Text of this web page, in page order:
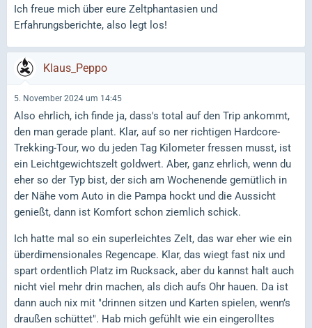
Ich freue mich über eure Zeltphantasien und
Erfahrungsberichte, also legt los!
Klaus_Peppo
5. November 2024 um 14:45
Also ehrlich, ich finde ja, dass's total auf den Trip ankommt,
den man gerade plant. Klar, auf so ner richtigen Hardcore-
Trekking-Tour, wo du jeden Tag Kilometer fressen musst, ist
ein Leichtgewichtszelt goldwert. Aber, ganz ehrlich, wenn du
eher so der Typ bist, der sich am Wochenende gemütlich in
der Nähe vom Auto in die Pampa hockt und die Aussicht
genießt, dann ist Komfort schon ziemlich schick.
Ich hatte mal so ein superleichtes Zelt, das war eher wie ein
überdimensionales Regencape. Klar, das wiegt fast nix und
spart ordentlich Platz im Rucksack, aber du kannst halt auch
nicht viel mehr drin machen, als dich aufs Ohr hauen. Da ist
dann auch nix mit "drinnen sitzen und Karten spielen, wenn’s
draußen schüttet". Hab mich gefühlt wie ein eingerolltes